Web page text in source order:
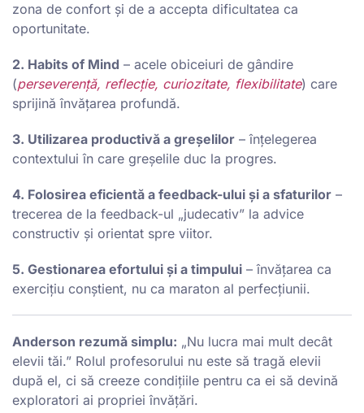
zona de confort și de a accepta dificultatea ca
oportunitate.
2. Habits of Mind – acele obiceiuri de gândire
(perseverență, reflecție, curiozitate, flexibilitate) care
sprijină învățarea profundă.
3. Utilizarea productivă a greșelilor – înțelegerea
contextului în care greșelile duc la progres.
4. Folosirea eficientă a feedback-ului și a sfaturilor –
trecerea de la feedback-ul „judecativ” la advice
constructiv și orientat spre viitor.
5. Gestionarea efortului și a timpului – învățarea ca
exercițiu conștient, nu ca maraton al perfecțiunii.
Anderson rezumă simplu: „Nu lucra mai mult decât
elevii tăi.” Rolul profesorului nu este să tragă elevii
după el, ci să creeze condițiile pentru ca ei să devină
exploratori ai propriei învățări.